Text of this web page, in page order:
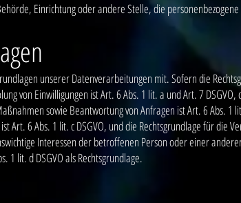
Einrichtung oder andere Stelle, die
unserer Datenverarbeitungen mit. Sofern die
von Einwilligungen ist Art. 6 Abs. 1 lit. a und Art. 7
sowie Beantwortung von Anfragen ist Art. 6 Abs. 1
Art. 6 Abs. 1 lit. c DSGVO, und die Rechtsgrundlage für die
Interessen der betroffenen Person oder einer
1 lit. d DSGVO als Rechtsgrundlage.